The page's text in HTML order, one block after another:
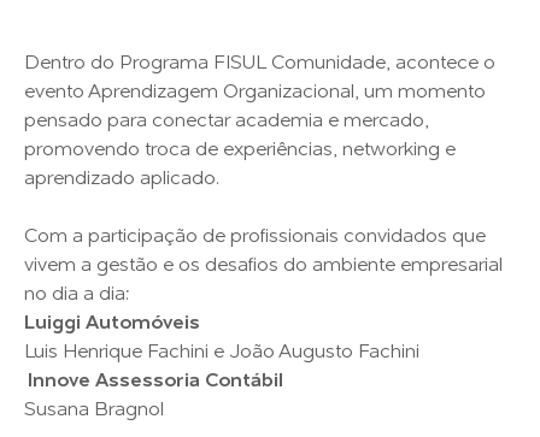
Dentro do Programa FISUL Comunidade, acontece o
evento Aprendizagem Organizacional, um momento
pensado para conectar academia e mercado,
promovendo troca de experiências, networking e
aprendizado aplicado.
Com a participação de profissionais convidados que
vivem a gestão e os desafios do ambiente empresarial
no dia a dia:
Luiggi Automóveis
Luis Henrique Fachini e João Augusto Fachini
Innove Assessoria Contábil
Susana Bragnol